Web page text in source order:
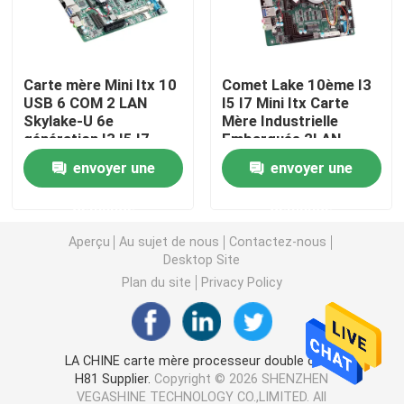
PC pare-feu
Mini PC d'OPS
double mini PC de LAN
PC de minage de crypto
mini carte mère d'itx
Carte mère 3,5 et 4 pouces
Carte mère Mini Itx 10
USB 6 COM 2 LAN
Skylake-U 6e
génération I3 I5 I7
envoyer une
Comet Lake 10ème I3
I5 I7 Mini Itx Carte
Mère Industrielle
Embarquée 2LAN
6COM
envoyer une
Aperçu Au sujet de nous
Contactez-nous
Desktop Site
Plan du site
Privacy Policy
LA CHINE carte mère processeur double cœur
H81 Supplier. Copyright © 2026 SHENZHEN
VEGASHINE TECHNOLOGY CO.,LIMITED. All